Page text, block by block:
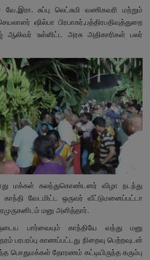
சுப்பு லெட்சுமி வணிகவரி மற்றும்
ஷில்பா பிரபாகர்,பத்திரபதிவுத்துறை
உள்ளிட்ட அரசு அதிகாரிகள் பலர்
மக்கள் கலந்துகொண்டனர் விழா நடந்து
வேடமிட்ட ஒருவர் வீட்டுமனைப்பட்டா
மனு அளித்தார்.
பார்வையும் காந்தியே வந்து மனு
பரபரப்பு காணப்பட்டது நிறைவு பெற்றவுடன்
பொதுமக்கள் தோரணம் கட்டியிருந்த கரும்பு